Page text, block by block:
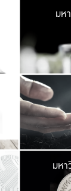
มห
มหา